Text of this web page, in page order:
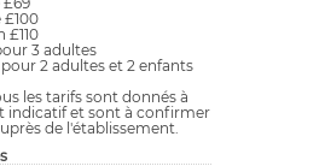
£100
£110
3 adultes
2 adultes et 2 enfants
les tarifs sont donnés à
indicatif et sont à confirmer
de l'établissement.